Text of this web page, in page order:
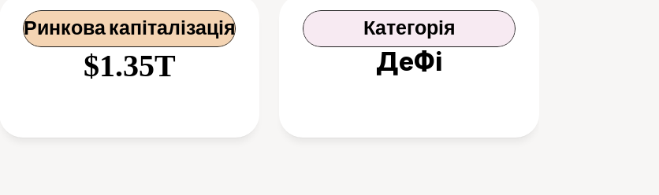
Ринкова капіталізація
$1.35T
Категорія
ДеФі